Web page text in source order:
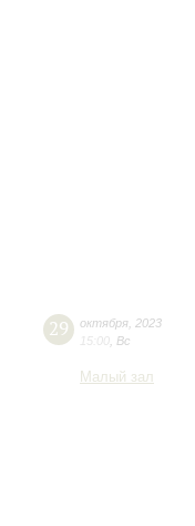
29 октября 2023
15:00 Вс
Малый зал